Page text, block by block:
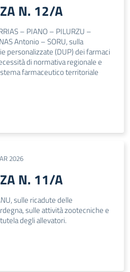
N. 12/A
– PIANO – PILURZU –
Antonio – SORU, sulla
personalizzate (DUP) dei farmaci
di normativa regionale e
farmaceutico territoriale
2026
N. 11/A
sulle ricadute delle
sulle attività zootecniche e
degli allevatori.